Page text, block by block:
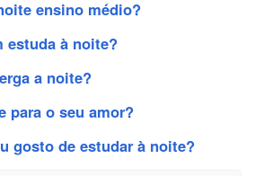
ensino médio?
estuda à noite?
a noite?
para o seu amor?
gosto de estudar à noite?